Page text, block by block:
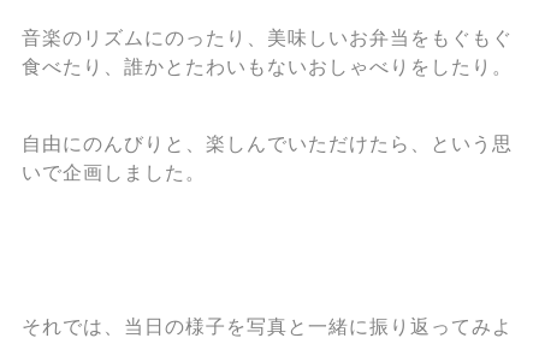
音楽のリズムにのったり、美味しいお弁当をもぐもぐ
食べたり、誰かとたわいもないおしゃべりをしたり。
自由にのんびりと、楽しんでいただけたら、という思
いで企画しました。
それでは、当日の様子を写真と一緒に振り返ってみよ